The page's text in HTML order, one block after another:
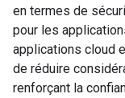
en termes de
pour les
applications cloud
de réduire
renforçant la